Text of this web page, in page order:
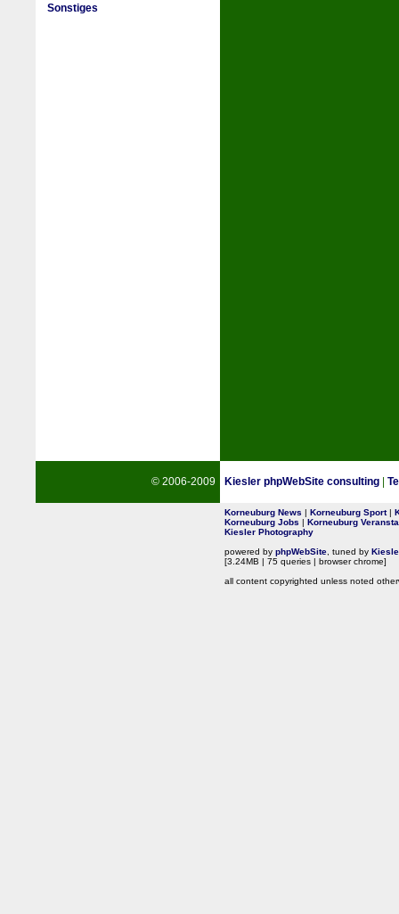
Sonstiges
© 2006-2009 Kiesler phpWebSite consulting
Korneuburg News | Korneuburg Sport|
Korneuburg Jobs | Korneuburg
Kiesler Photography
powered by phpWebSite , tuned by
[3.24MB | 75 queries | browser chrome]
all content copyrighted unless noted